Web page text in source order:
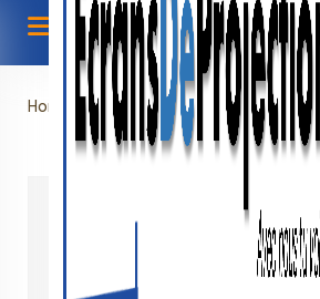
Home »Manual screen 84" - 213 cm (4:3)